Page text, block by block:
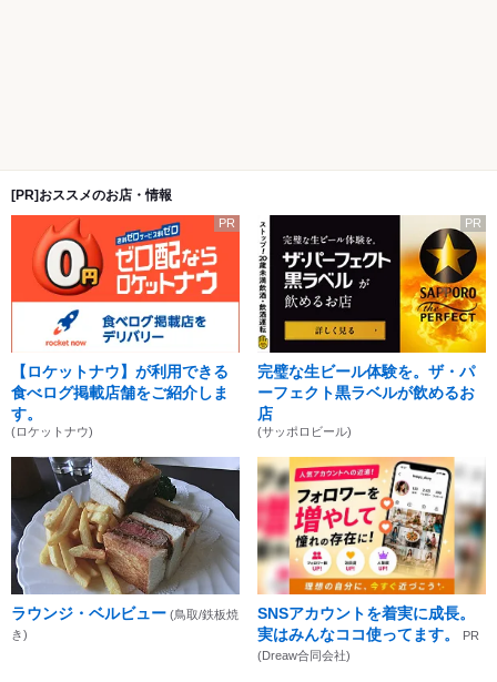
[PR]おススメのお店・情報
PR
【ロケットナウ】が利用できる
食べログ掲載店舗をご紹介しま
す。
(ロケットナウ)
PR
完璧な生ビール体験を。ザ・パ
ーフェクト黒ラベルが飲めるお
店
(サッポロビール)
ラウンジ・ベルビュー (鳥取/鉄板焼
き)
SNSアカウントを着実に成長。
実はみんなココ使ってます。
PR
(Dreaw合同会社)